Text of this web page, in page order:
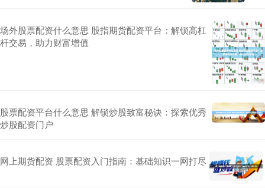
场外股票配资什么意思 股指期货配资平台：解锁高杠
杆交易，助力财富增值
股票配资平台什么意思 解锁炒股致富秘诀：探索优秀
炒股配资门户
网上期货配资 股票配资入门指南：基础知识一网打尽